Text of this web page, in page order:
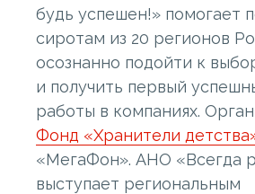
будь успешен!» помогает
сиротам из 20 регионов
осознанно подойти к
и получить первый
работы в компаниях.
Фонд «Хранители
«МегаФон». АНО «Всегда
выступает региональным